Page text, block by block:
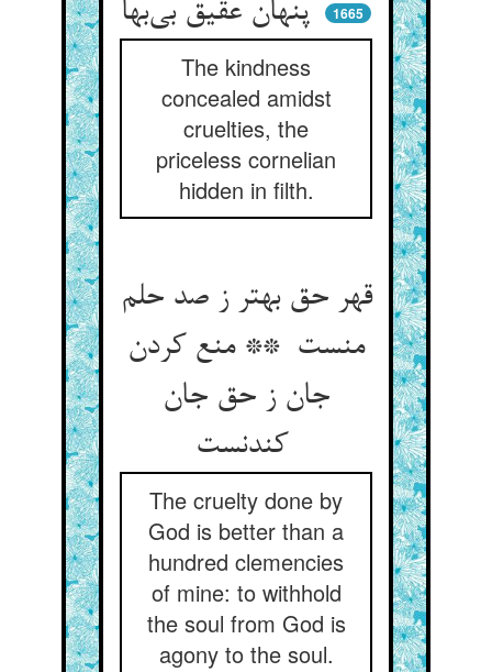
1665
The kindness
concealed amidst
cruelties, the
priceless cornelian
hidden in filth.
قهر حق بهتر ز صد حلم
منست ** منع کردن
جان ز حق جان
The cruelty done by
God is better than a
hundred clemencies
of mine: to withhold
the soul from God is
agony to the soul.